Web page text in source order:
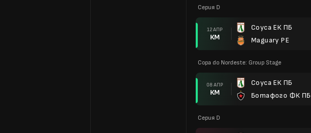
Серия D
12 АПР
КМ
Соуса ЕК ПБ
Maguary PE
Copa do Nordeste: Group Stage
08 АПР
КМ
Соуса ЕК ПБ
Ботафого ФК ПБ
Серия D